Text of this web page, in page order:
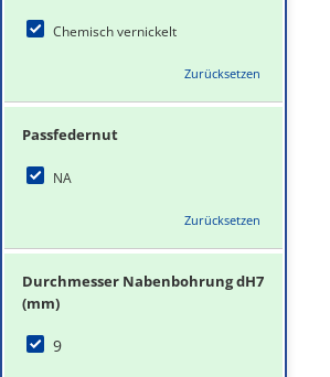
Chemisch vernickelt
Zurücksetzen
Passfedernut
NA
Zurücksetzen
Durchmesser Nabenbohrung dH7
(mm)
9